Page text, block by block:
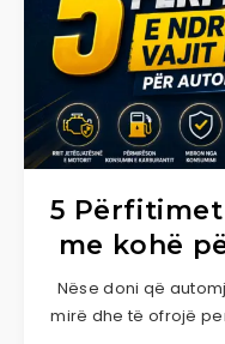
5
me kohë
Nëse doni që
mirë dhe të ofrojë